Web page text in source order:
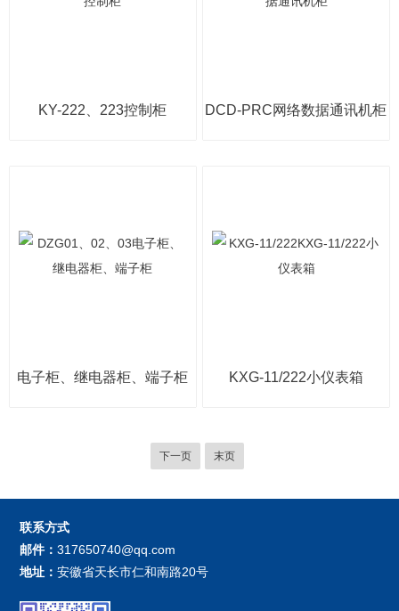
KY-222、223控制柜 DCD-PRC网络数据通讯机柜
电子柜、继电器柜、端子柜 KXG-11/222小仪表箱
下一页 末页
联系方式
邮件：317650740@qq.com
地址：安徽省天长市仁和南路20号